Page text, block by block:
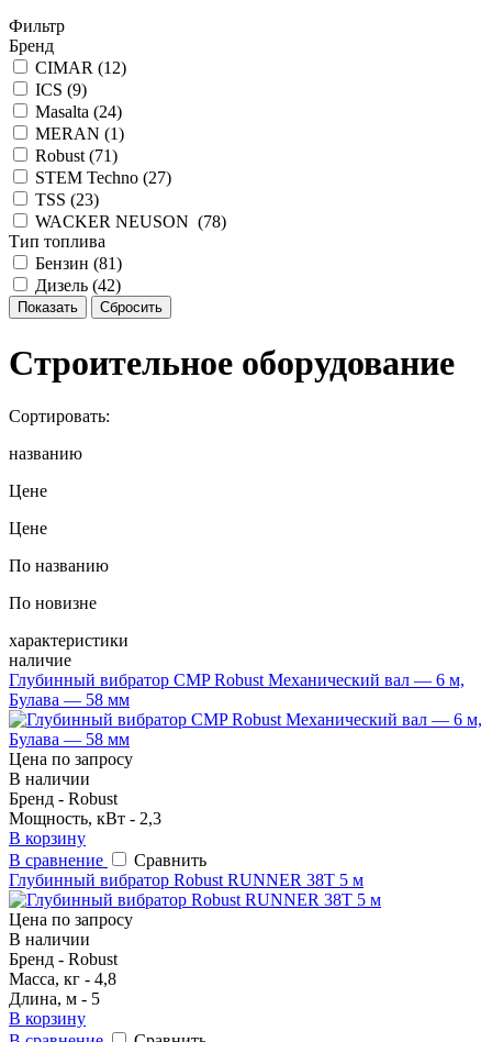
Фильтр
Бренд
CIMAR (12)
ICS (9)
Masalta (24)
MERAN (1)
Robust (71)
STEM Techno (27)
TSS (23)
WACKER NEUSON (78)
Тип топлива
Бензин (81)
Дизель (42)
Строительное оборудование
Сортировать:
названию
Цене
Цене
По названию
По новизне
характеристики
наличие
Глубинный вибратор CMP Robust Механический вал — 6 м,
Булава — 58 мм
Цена по запросу
В наличии
Бренд - Robust
Мощность, кВт - 2,3
В корзину
В сравнение
Сравнить
Глубинный вибратор Robust RUNNER 38T 5 м
Цена по запросу
В наличии
Бренд - Robust
Масса, кг - 4,8
Длина, м - 5
В корзину